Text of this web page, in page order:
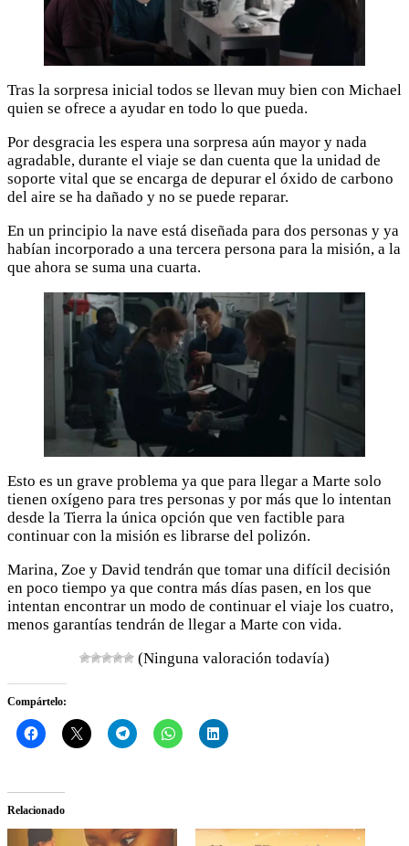
Tras la sorpresa inicial todos se llevan muy bien con Michael
quien se ofrece a ayudar en todo lo que pueda.
Por desgracia les espera una sorpresa aún mayor y nada
agradable, durante el viaje se dan cuenta que la unidad de
soporte vital que se encarga de depurar el óxido de carbono
del aire se ha dañado y no se puede reparar.
En un principio la nave está diseñada para dos personas y ya
habían incorporado a una tercera persona para la misión, a la
que ahora se suma una cuarta.
Esto es un grave problema ya que para llegar a Marte solo
tienen oxígeno para tres personas y por más que lo intentan
desde la Tierra la única opción que ven factible para
continuar con la misión es librarse del polizón.
Marina, Zoe y David tendrán que tomar una difícil decisión
en poco tiempo ya que contra más días pasen, en los que
intentan encontrar un modo de continuar el viaje los cuatro,
menos garantías tendrán de llegar a Marte con vida.
(Ninguna valoración todavía)
Compártelo:
Relacionado